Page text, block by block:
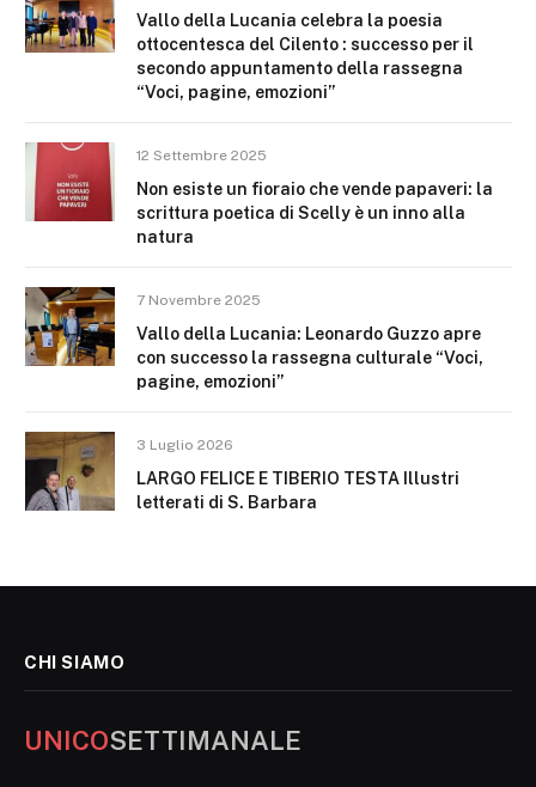
Vallo della Lucania celebra la poesia
ottocentesca del Cilento : successo per il
secondo appuntamento della rassegna
“Voci, pagine, emozioni”
12 Settembre 2025
Non esiste un fioraio che vende papaveri: la
scrittura poetica di Scelly è un inno alla
natura
7 Novembre 2025
Vallo della Lucania: Leonardo Guzzo apre
con successo la rassegna culturale “Voci,
pagine, emozioni”
3 Luglio 2026
LARGO FELICE E TIBERIO TESTA Illustri
letterati di S. Barbara
CHI SIAMO
UNICOSETTIMANALE